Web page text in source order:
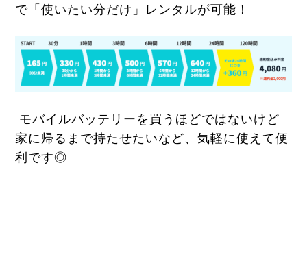
で「使いたい分だけ」レンタルが可能！
モバイルバッテリーを買うほどではないけど
家に帰るまで持たせたいなど、気軽に使えて便
利です◎